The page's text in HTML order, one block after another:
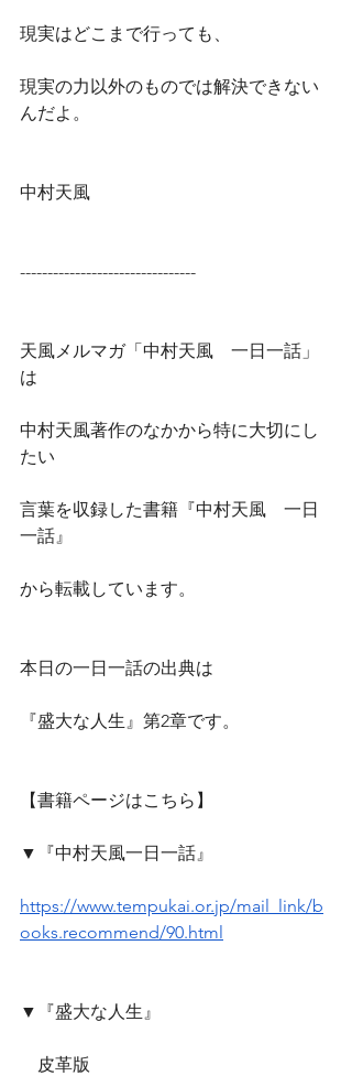
現実はどこまで行っても、
現実の力以外のものでは解決できない
んだよ。
中村天風
--------------------------------
天風メルマガ「中村天風　一日一話」
は
中村天風著作のなかから特に大切にし
たい
言葉を収録した書籍『中村天風　一日
一話』
から転載しています。
本日の一日一話の出典は
『盛大な人生』第2章です。
【書籍ページはこちら】
▼『中村天風一日一話』
https://www.tempukai.or.jp/mail_link/b
ooks.recommend/90.html
▼『盛大な人生』
皮革版